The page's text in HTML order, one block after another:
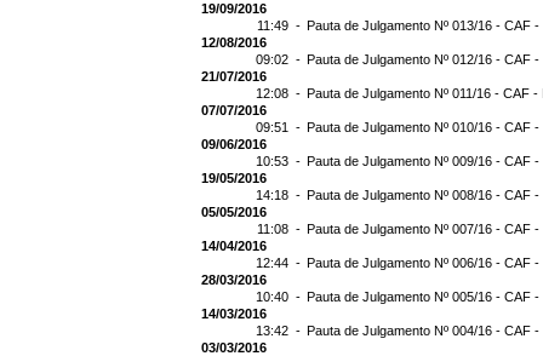
19/09/2016
11:49 - Pauta de Julgamento Nº 013/16 - CAF
12/08/2016
09:02 - Pauta de Julgamento Nº 012/16 - CAF
21/07/2016
12:08 - Pauta de Julgamento Nº 011/16 - CAF -
07/07/2016
09:51 - Pauta de Julgamento Nº 010/16 - CAF
09/06/2016
10:53 - Pauta de Julgamento Nº 009/16 - CAF
19/05/2016
14:18 - Pauta de Julgamento Nº 008/16 - CAF
05/05/2016
11:08 - Pauta de Julgamento Nº 007/16 - CAF -
14/04/2016
12:44 - Pauta de Julgamento Nº 006/16 - CAF
28/03/2016
10:40 - Pauta de Julgamento Nº 005/16 - CAF
14/03/2016
13:42 - Pauta de Julgamento Nº 004/16 - CAF
03/03/2016